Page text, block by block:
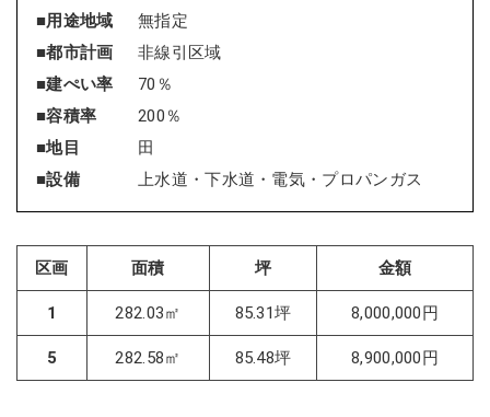
■用途地域
無指定
■都市計画
非線引区域
■建ぺい率
70％
■容積率
200％
■地目
田
■設備
上水道・下水道・電気・プロパンガス
区画 面積 坪 金額
1 282.03㎡ 85.31坪 8,000,000円
5 282.58㎡ 85.48坪 8,900,000円